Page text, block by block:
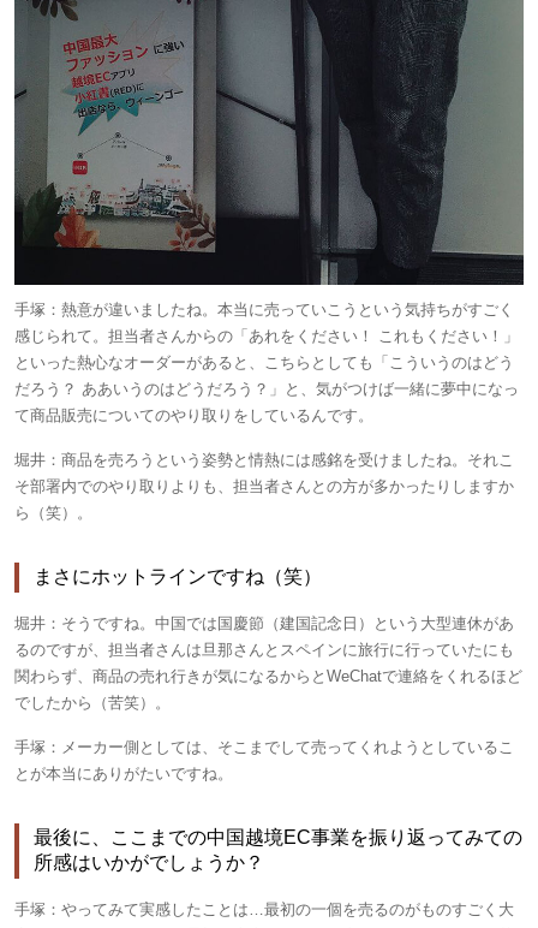
手塚： 熱意が違いましたね。本当に売っていこうという気持ちがすごく
感じられて。担当者さんからの「あれをください！ これもください！」
といった熱心なオーダーがあると、こちらとしても「こういうのはどう
だろう？ ああいうのはどうだろう？」と、気がつけば一緒に夢中になっ
て商品販売についてのやり取りをしているんです。
堀井： 商品を売ろうという姿勢と情熱には感銘を受けましたね。それこ
そ部署内でのやり取りよりも、担当者さんとの方が多かったりしますか
ら（笑）。
まさにホットラインですね（笑）
堀井： そうですね。中国では国慶節（建国記念日）という大型連休があ
るのですが、担当者さんは旦那さんとスペインに旅行に行っていたにも
関わらず、商品の売れ行きが気になるからとWeChatで連絡をくれるほど
でしたから（苦笑）。
手塚： メーカー側としては、そこまでして売ってくれようとしているこ
とが本当にありがたいですね。
最後に、ここまでの中国越境EC事業を振り返ってみての
所感はいかがでしょうか？
手塚：やってみて実感したことは…最初の一個を売るのがものすごく大